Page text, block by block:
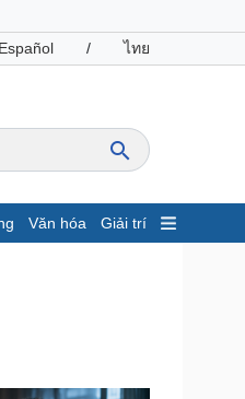
Español / ไทย
Văn hóa Giải trí
phê